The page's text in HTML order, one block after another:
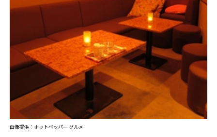
画像提供：ホットペッパー グルメ